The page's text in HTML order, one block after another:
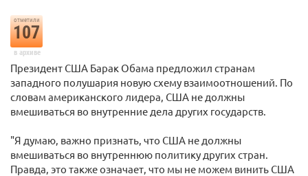
отметили
107
в архиве
Президент США Барак Обама предложил странам
западного полушария новую схему взаимоотношений. По
словам американского лидера, США не должны
вмешиваться во внутренние дела других государств.
"Я думаю, важно признать, что США не должны
вмешиваться во внутреннюю политику других стран.
Правда, это также означает, что мы не можем винить США